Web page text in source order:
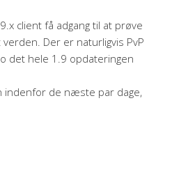
client få adgang til at prøve
Der er naturligvis PvP
det hele 1.9 opdateringen
indenfor de næste par dage,